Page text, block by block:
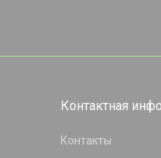
Контактная
Контакты